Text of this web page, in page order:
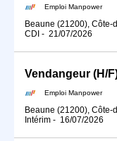
Emploi Manpower
Beaune (21200), Côte-
CDI - 21/07/2026
Vendangeur (H/
Emploi Manpower
Beaune (21200), Côte-
Intérim - 16/07/2026